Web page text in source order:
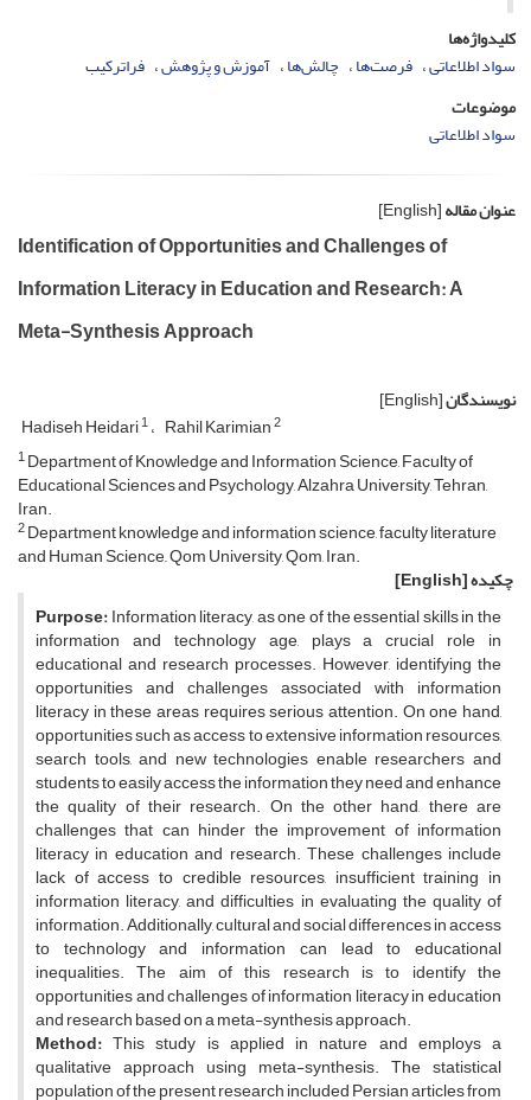
کلیدواژه‌ها
سواد اطلاعاتی فرصت‌ها چالش‌ها آموزش و پژوهش فراترکیب
موضوعات
سواد اطلاعاتی
عنوان مقاله[English]
Identification of Opportunities and Challenges of
Information Literacy in Education and Research: A
Meta-Synthesis Approach
نویسندگان[English]
Hadiseh Heidari1 Rahil Karimian2
1Department of Knowledge and Information Science, Faculty of
Educational Sciences and Psychology, Alzahra University, Tehran,
Iran.
2Department knowledge and information science, faculty literature
and Human Science,, Qom University, Qom, Iran.
چکیده[English]
Purpose:Information literacy, as one of the essential skills in the
information and technology age, plays a crucial role in
educational and research processes. However, identifying the
opportunities and challenges associated with information
literacy in these areas requires serious attention. On one hand,
opportunities such as access to extensive information resources,
search tools, and new technologies enable researchers and
students to easily access the information they need and enhance
the quality of their research. On the other hand, there are
challenges that can hinder the improvement of information
literacy in education and research. These challenges include
lack of access to credible resources, insufficient training in
information literacy, and difficulties in evaluating the quality of
information. Additionally, cultural and social differences in access
to technology and information can lead to educational
inequalities. The aim of this research is to identify the
opportunities and challenges of information literacy in education
and research based on a meta-synthesis approach.
Method:This study is applied in nature and employs a
qualitative approach using meta-synthesis. The statistical
population of the present research included Persian articles from